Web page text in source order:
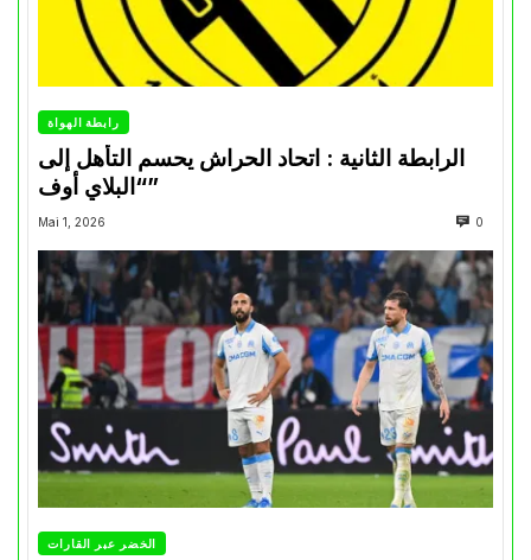
رابطة الهواة
الرابطة الثانية : اتحاد الحراش يحسم التأهل إلى
“البلاي أوف”
Mai 1, 2026 0
الخضر عبر القارات